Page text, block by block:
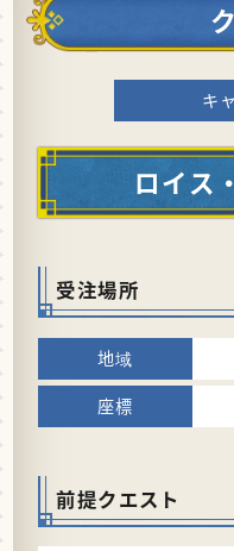
キ
ロイス
受注場所
前提クエスト